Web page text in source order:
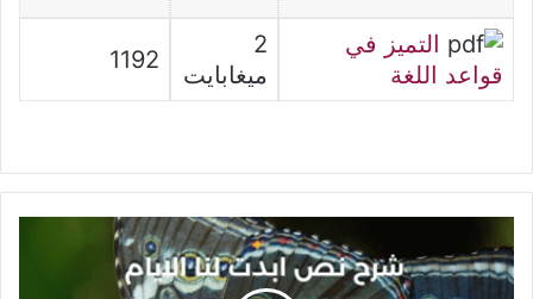
التميز في
قواعد اللغة
2
ميغابايت
1192
نص
أبدت